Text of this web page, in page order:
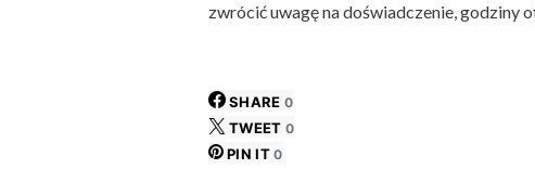
zwrócić uwagę na doświadczenie, godziny
SHARE 0
TWEET 0
PIN IT 0